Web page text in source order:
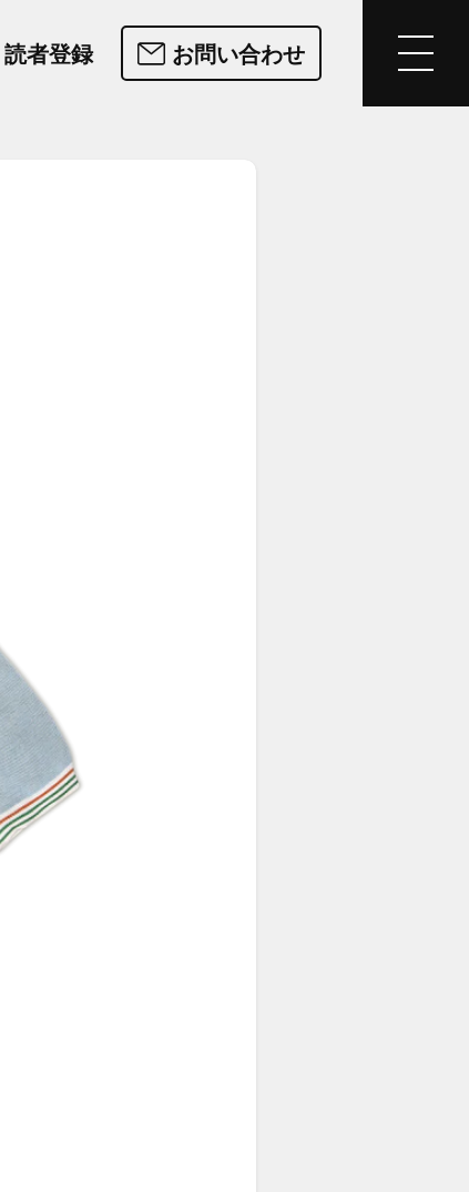
読者登録 お問い合わせ